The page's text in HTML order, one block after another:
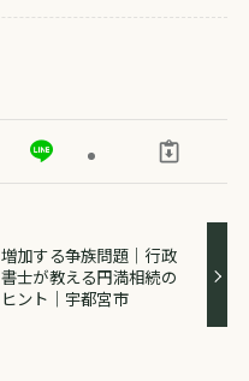
増加する争族問題｜行政
書士が教える円満相続の
ヒント｜宇都宮市